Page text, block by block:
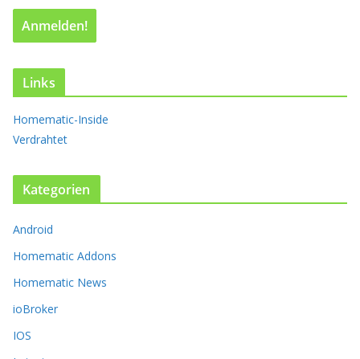
r
a
e
n
u
.
e
p
t
o
n
Links
Homematic-Inside
Verdrahtet
Kategorien
Android
Homematic Addons
Homematic News
ioBroker
IOS